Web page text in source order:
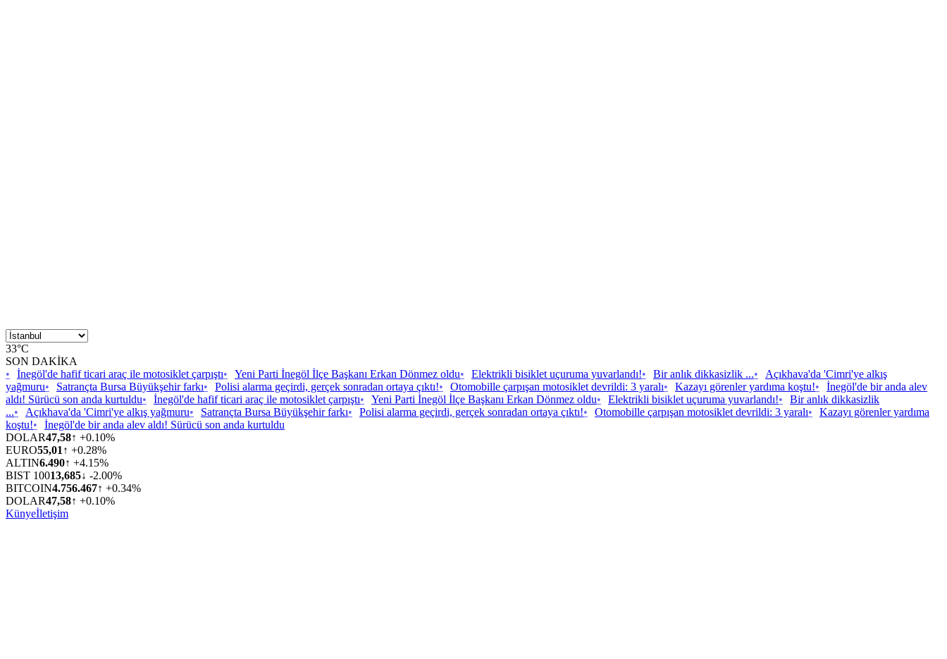
33°C
SON DAKİKA
•
İnegöl'de hafif ticari araç ile motosiklet çarpıştı• Yeni Parti İnegöl İlçe Başkanı Erkan Dönmez oldu• Elektrikli bisiklet uçuruma yuvarlandı!• Bir anlık dikkasizlik ...•
Açıkhava'da 'Cimri'ye alkış
yağmuru• Satrançta Bursa Büyükşehir farkı• Polisi alarma geçirdi, gerçek sonradan ortaya çıktı!• Otomobille çarpışan motosiklet devrildi: 3 yaralı• Kazayı görenler yardıma koştu!•
İnegöl'de bir anda alev
aldı! Sürücü son anda kurtuldu• İnegöl'de hafif ticari araç ile motosiklet çarpıştı• Yeni Parti İnegöl İlçe Başkanı Erkan Dönmez oldu• Elektrikli bisiklet uçuruma yuvarlandı!•
Bir anlık dikkasizlik
...• Açıkhava'da 'Cimri'ye alkış yağmuru• Satrançta Bursa Büyükşehir farkı• Polisi alarma geçirdi, gerçek sonradan ortaya çıktı!• Otomobille çarpışan motosiklet devrildi: 3 yaralı•
Kazayı görenler yardıma
koştu!•
İnegöl'de bir anda alev aldı! Sürücü son anda kurtuldu
DOLAR47,58↑ +0.10%
EURO55,01 ↑ +0.28%
ALTIN6.490↑ +4.15%
BIST 10013,685↓ -2.00%
BITCOIN4.756.467↑ +0.34%
DOLAR47,58↑ +0.10%
Künyeİletişim